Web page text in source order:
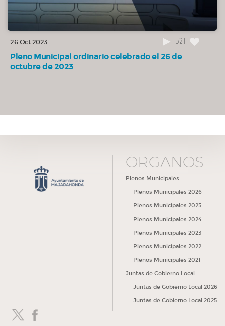
26 Oct 2023 5211
Pleno Municipal ordinario celebrado el 26 de
octubre de 2023
ÓRGANOS
Plenos Municipales
Plenos Municipales 2026
Plenos Municipales 2025
Plenos Municipales 2024
Plenos Municipales 2023
Plenos Municipales 2022
Plenos Municipales 2021
Juntas de Gobierno Local
Juntas de Gobierno Local 2026
Juntas de Gobierno Local 2025